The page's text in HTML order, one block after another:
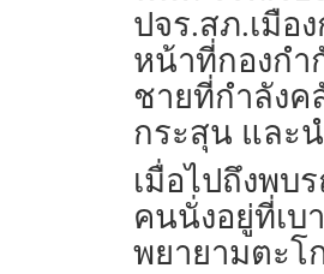
ปจร.สภ.เมือ
หน้าที่กองกำ
ชายที่กำลังค
กระสุน และ
เมื่อไปถึงพบ
คนนั่งอยู่ที่เบ
พยายามตะโ